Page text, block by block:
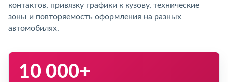
контактов, привязку графики к кузову, технические
зоны и повторяемость оформления на разных
автомобилях.
10 000+